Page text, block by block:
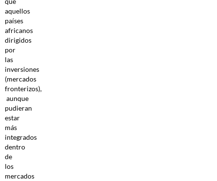
aquellos
países
africanos
dirigidos
por
las
inversiones
(mercados
fronterizos),
aunque
pudieran
estar
más
integrados
dentro
de
los
mercados